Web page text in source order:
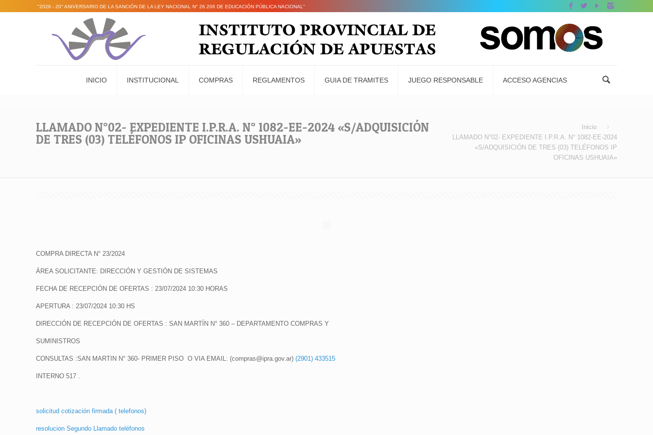
"2026 - 20° ANIVERSARIO DE LA SANCIÓN DE LA LEY NACIONAL N° 26.206 DE EDUCACIÓN PÚBLICA NACIONAL"
INICIO INSTITUCIONAL COMPRAS REGLAMENTOS GUIA DE TRAMITES JUEGO RESPONSABLE ACCESO AGENCIAS
LLAMADO N°02- EXPEDIENTE I.P.R.A. N° 1082-EE-2024 «S/ADQUISICIÓN
DE TRES (03) TELÉFONOS IP OFICINAS USHUAIA»
Inicio
LLAMADO N°02- EXPEDIENTE I.P.R.A. N° 1082-EE-2024
«S/ADQUISICIÓN DE TRES (03) TELÉFONOS IP
OFICINAS USHUAIA»
COMPRA DIRECTA N° 23/2024
ÁREA SOLICITANTE: DIRECCIÓN Y GESTIÓN DE SISTEMAS
FECHA DE RECEPCIÓN DE OFERTAS : 23/07/2024 10:30 HORAS
APERTURA : 23/07/2024 10:30 HS
DIRECCIÓN DE RECEPCIÓN DE OFERTAS : SAN MARTÍN N° 360 – DEPARTAMENTO COMPRAS Y
SUMINISTROS
CONSULTAS :SAN MARTIN N° 360- PRIMER PISO O VIA EMAIL: (compras@ipra.gov.ar)(2901) 433515
INTERNO 517 .
solicitud cotización firmada ( telefonos)
resolucion Segundo Llamado teléfonos